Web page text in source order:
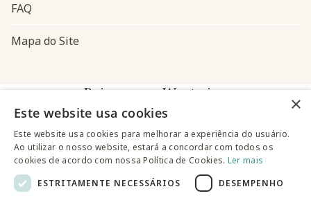
FAQ
Mapa do Site
Baixe o app Westwing
×
Este website usa cookies
Este website usa cookies para melhorar a experiência do usuário.
Ao utilizar o nosso website, estará a concordar com todos os
cookies de acordo com nossa Política de Cookies. Ler mais
ESTRITAMENTE NECESSÁRIOS
DESEMPENHO